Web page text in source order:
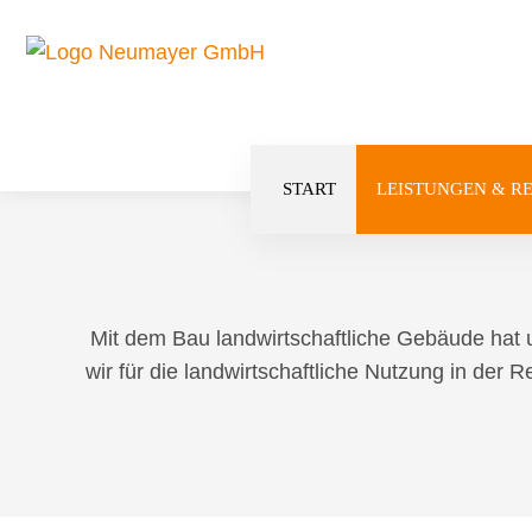
überspringen
START LEISTUNGEN &
BACK
Mit dem Bau landwirtschaftliche Gebäude
wir für die landwirtschaftliche Nutzung in der